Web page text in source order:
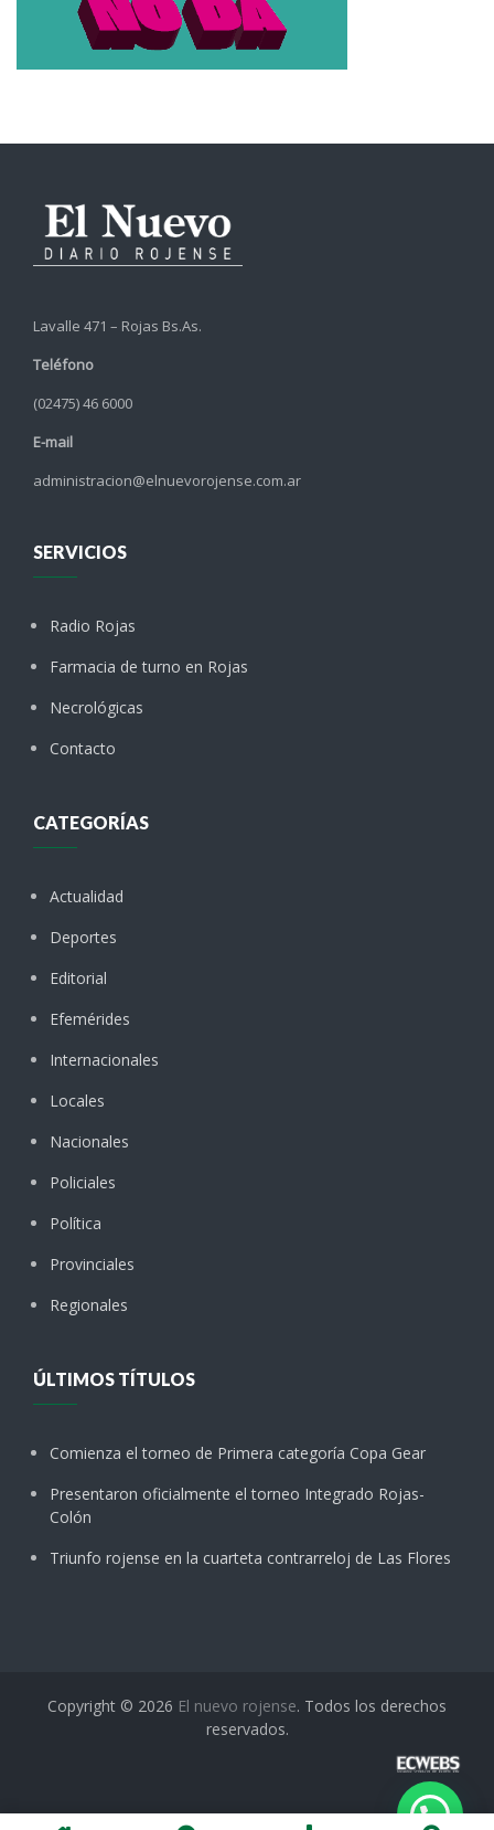
Lavalle 471 – Rojas Bs.As.
Teléfono
(02475) 46 6000
E-mail
administracion@elnuevorojense.com.ar
SERVICIOS
Radio Rojas
Farmacia de turno en Rojas
Necrológicas
Contacto
CATEGORÍAS
Actualidad
Deportes
Editorial
Efemérides
Internacionales
Locales
Nacionales
Policiales
Política
Provinciales
Regionales
ÚLTIMOS TÍTULOS
Comienza el torneo de Primera categoría Copa Gear
Presentaron oficialmente el torneo Integrado Rojas-
Colón
Triunfo rojense en la cuarteta contrarreloj de Las Flores
Copyright © 2026 El nuevo rojense. Todos los derechos
reservados.